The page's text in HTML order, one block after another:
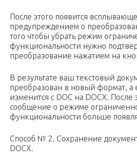
После этого появится
предупреждением о
того чтобы убрать режим
функциональности нужно
преобразование нажатием на
В результате ваш текстовый
преобразован в новый формат, а
изменится с DOC на DOCX.
сообщение о режиме
функциональности больше
Способ № 2. Сохранение
DOCX.